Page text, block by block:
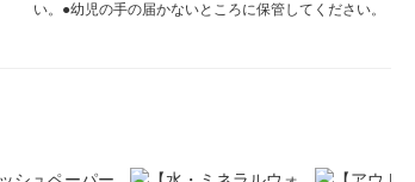
い。●幼児の手の届かないところに保管してください。